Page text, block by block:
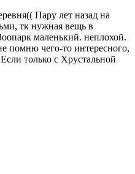
Пару лет назад на
тк нужная вещь в
маленький. неплохой.
помню чего-то интересного,
только с Хрустальной